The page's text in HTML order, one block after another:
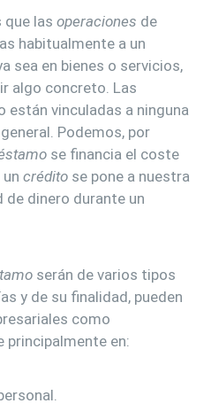
que las operaciones de
habitualmente a un
sea en bienes o servicios,
algo concreto. Las
están vinculadas a ninguna
Podemos, por
se financia el coste
crédito se pone a nuestra
dinero durante un
serán de varios tipos
y de su finalidad, pueden
como
principalmente en: